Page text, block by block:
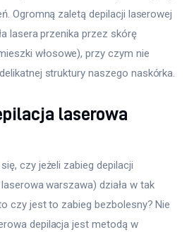
Ogromną zaletą depilacji laserowej
lasera przenika przez skórę
włosowe), przy czym nie
struktury naszego naskórka.
laserowa
czy jeżeli zabieg depilacji
warszawa) działa w tak
czy jest to zabieg bezbolesny? Nie
depilacja jest metodą w